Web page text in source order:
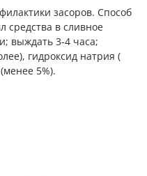
засоров. Способ
средства в сливное
выждать 3-4 часа;
гидроксид натрия (
5%).